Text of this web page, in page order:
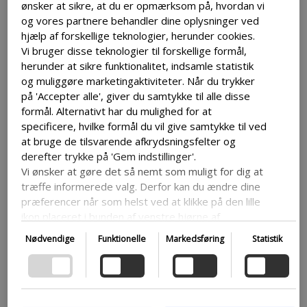
mailprogrammet MailChimp til at sende
nyhedsbreve og tilbud til vores kunder.
Gennem MailChimp indsamler vi e-
mailadresser, IP-adresser og
tidsstempler for at sende relevante
nyhedsbreve.
Facebook Pixels:Vi bruger Facebook-
pixler til at forbedre vores annoncer for
besøgende, der har besøgt hjemmesiden
og har en Facebook-profil. Gennem
Facebook-pixler indsamler vi data om din
adfærd på vores site.
ePay:
Vi bruger ePay betalingsgateway
på denne hjemmeside. ePay er en dansk
betalingsgateway, der fokuserer på høj
sikkerhed. De overvåger konstant deres
ønsker at sikre, at du er opmærksom på, hvordan vi
og vores partnere behandler dine oplysninger ved
hjælp af forskellige teknologier, herunder cookies.
Vi bruger disse teknologier til forskellige formål,
herunder at sikre funktionalitet, indsamle statistik
og muliggøre marketingaktiviteter. Når du trykker
på 'Accepter alle', giver du samtykke til alle disse
formål. Alternativt har du mulighed for at
specificere, hvilke formål du vil give samtykke til ved
at bruge de tilsvarende afkrydsningsfelter og
derefter trykke på 'Gem indstillinger'.
Vi ønsker at gøre det så nemt som muligt for dig at
træffe informerede valg. Derfor kan du ændre dine
præferencer når som helst ved at klikke på den lille
ikon placeret i bunden af venstre hjørne af
hjemmesiden og dermed trække dit samtykke
tilbage. Hvis du ønsker at dykke dybere ned i vores
brug af cookies og andre teknologier, samt vores
indsamling og behandling af personoplysninger,
opfordrer vi dig til at læse mere ved at følge det
Nødvendige Funktionelle Markedsføring Statistik